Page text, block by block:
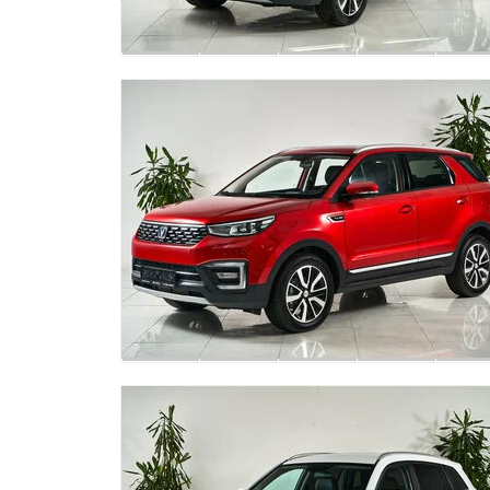
Складывающееся заднее сиденье
Темный салон
Дистанционное управление автомобилем
Розетка 12В
Универсальный порт (USB)
Штатный видеорегистратор
Android Auto
Bluetooth
CarPlay
Датчик света
Светодиодные фары
Электрообогрев боковых зеркал
Электрообогрев лобового стекла
Центральный замок
Докатка
Защита картера